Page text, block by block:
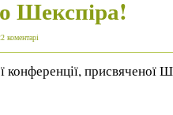
Шекспіра!
коментарі
присвяченої